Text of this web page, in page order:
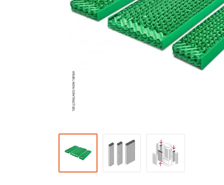
Ventilateur / extracteur d'air mobile
Brasseur d'air
Ventilateur fixe
Ventilateur centrifuge
Ventilateur de sol
Ventilateur sur pied
Ventilateur de bureau
Extracteur d'air mural hélicoïde
Extracteur d'air mural centrifuge
Extracteur d'air mural ATEX